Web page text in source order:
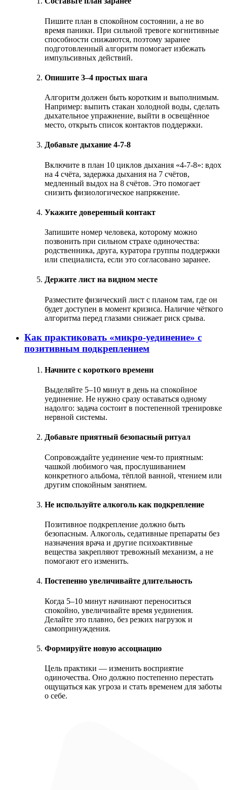
Пишите план в спокойном состоянии, а не во
время паники. При сильной тревоге когнитивные
способности снижаются, поэтому заранее
подготовленный алгоритм помогает избежать
импульсивных действий.
Опишите 3–4 простых шага
Алгоритм должен быть коротким и выполнимым.
Например: выпить стакан холодной воды, сделать
дыхательное упражнение, выйти в освещённое
место, открыть список контактов поддержки.
Добавьте дыхание 4-7-8
Включите в план 10 циклов дыхания «4-7-8»: вдох
на 4 счёта, задержка дыхания на 7 счётов,
медленный выдох на 8 счётов. Это помогает
снизить физиологическое напряжение.
Укажите доверенный контакт
Запишите номер человека, которому можно
позвонить при сильном страхе одиночества:
родственника, друга, куратора группы поддержки
или специалиста, если это согласовано заранее.
Держите лист на видном месте
Разместите физический лист с планом там, где он
будет доступен в момент кризиса. Наличие чёткого
алгоритма перед глазами снижает риск срыва.
Как практиковать «микро-уединение» с
позитивным подкреплением
Начните с короткого времени
Выделяйте 5–10 минут в день на спокойное
уединение. Не нужно сразу оставаться одному
надолго: задача состоит в постепенной тренировке
нервной системы.
Добавьте приятный безопасный ритуал
Сопровождайте уединение чем-то приятным:
чашкой любимого чая, прослушиванием
конкретного альбома, тёплой ванной, чтением или
другим спокойным занятием.
Не используйте алкоголь как подкрепление
Позитивное подкрепление должно быть
безопасным. Алкоголь, седативные препараты без
назначения врача и другие психоактивные
вещества закрепляют тревожный механизм, а не
помогают его изменить.
Постепенно увеличивайте длительность
Когда 5–10 минут начинают переноситься
спокойно, увеличивайте время уединения.
Делайте это плавно, без резких нагрузок и
самопринуждения.
Формируйте новую ассоциацию
Цель практики — изменить восприятие
одиночества. Оно должно постепенно перестать
ощущаться как угроза и стать временем для заботы
о себе.